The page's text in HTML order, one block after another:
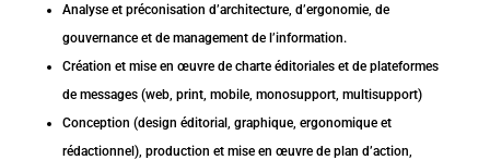
Analyse et préconisation d’architecture, d’ergonomie, de
gouvernance et de management de l’information.
Création et mise en œuvre de charte éditoriales et de plateformes
de messages (web, print, mobile, monosupport, multisupport)
Conception (design éditorial, graphique, ergonomique et
rédactionnel), production et mise en œuvre de plan d’action,